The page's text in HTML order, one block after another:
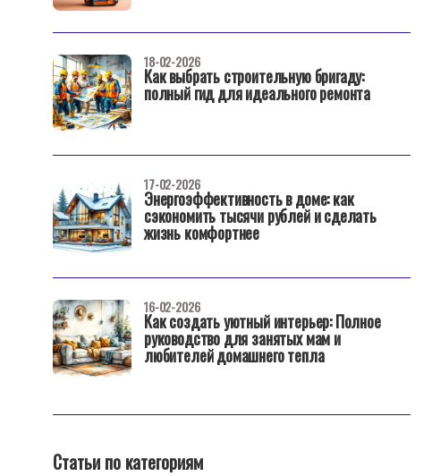
Как выбрать строительную бригаду:
полный гид для идеального ремонта
18-02-2026
Энергоэффективность в доме: как
сэкономить тысячи рублей и сделать
жизнь комфортнее
17-02-2026
Как создать уютный интерьер: Полное
руководство для занятых мам и
любителей домашнего тепла
16-02-2026
Статьи по категориям